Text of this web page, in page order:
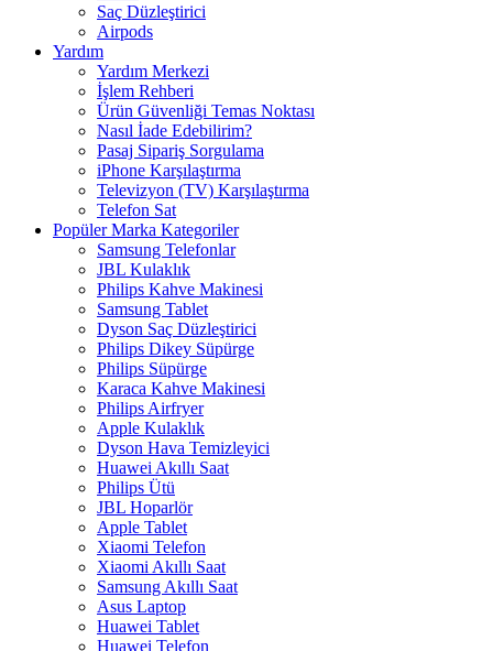
Saç Düzleştirici
Airpods
Yardım
Yardım Merkezi
İşlem Rehberi
Ürün Güvenliği Temas Noktası
Nasıl İade Edebilirim?
Pasaj Sipariş Sorgulama
iPhone Karşılaştırma
Televizyon (TV) Karşılaştırma
Telefon Sat
Popüler Marka Kategoriler
Samsung Telefonlar
JBL Kulaklık
Philips Kahve Makinesi
Samsung Tablet
Dyson Saç Düzleştirici
Philips Dikey Süpürge
Philips Süpürge
Karaca Kahve Makinesi
Philips Airfryer
Apple Kulaklık
Dyson Hava Temizleyici
Huawei Akıllı Saat
Philips Ütü
JBL Hoparlör
Apple Tablet
Xiaomi Telefon
Xiaomi Akıllı Saat
Samsung Akıllı Saat
Asus Laptop
Huawei Tablet
Huawei Telefon